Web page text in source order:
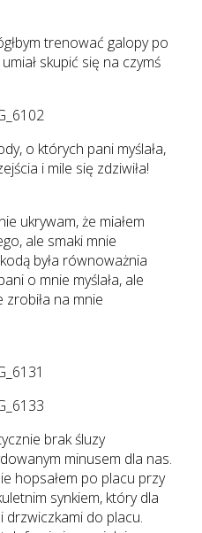
trenować galopy po
skupić się na czymś
o których pani myślała,
i mile się zdziwiła!
ukrywam, że miałem
ale smaki mnie
była równoważnia
o mnie myślała, ale
zrobiła na mnie
brak śluzy
minusem dla nas.
hopsałem po placu przy
synkiem, który dla
drzwiczkami do placu.